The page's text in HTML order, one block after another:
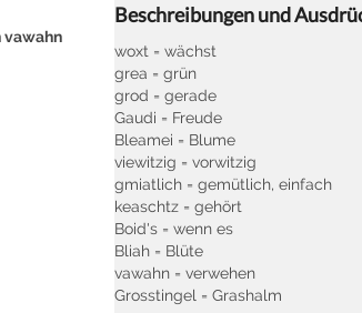
vawahn
Beschreibungen und
woxt = wächst
grea = grün
grod = gerade
Gaudi = Freude
Bleamei = Blume
viewitzig = vorwitzig
gmiatlich = gemütlich, einfach
keaschtz = gehört
Boid's = wenn es
Bliah = Blüte
vawahn = verwehen
Grosstingel = Grashalm